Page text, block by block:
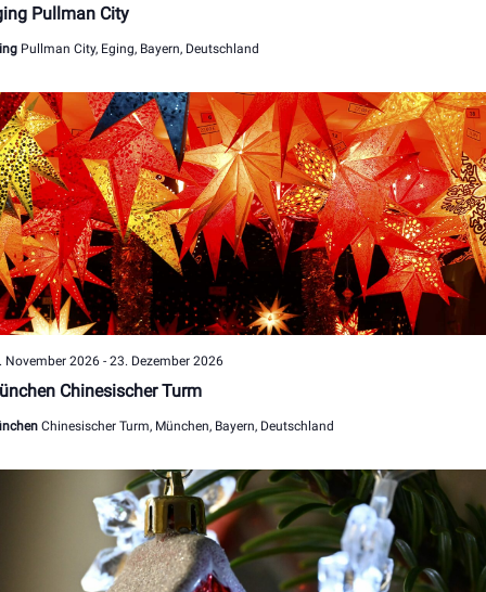
Pullman City
Pullman City, Eging, Bayern, Deutschland
Chinesischer Turm
November 2026- 23. Dezember 2026
Chinesischer Turm, München, Bayern, Deutschland